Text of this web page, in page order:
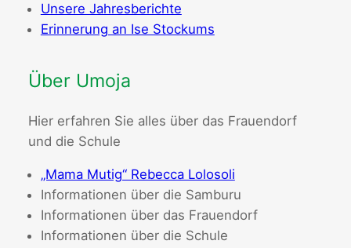
Unsere Jahresberichte
Erinnerung an Ise Stockums
Über Umoja
Hier erfahren Sie alles über das Frauendorf
und die Schule
„Mama Mutig“ Rebecca Lolosoli
Informationen über die Samburu
Informationen über das Frauendorf
Informationen über die Schule